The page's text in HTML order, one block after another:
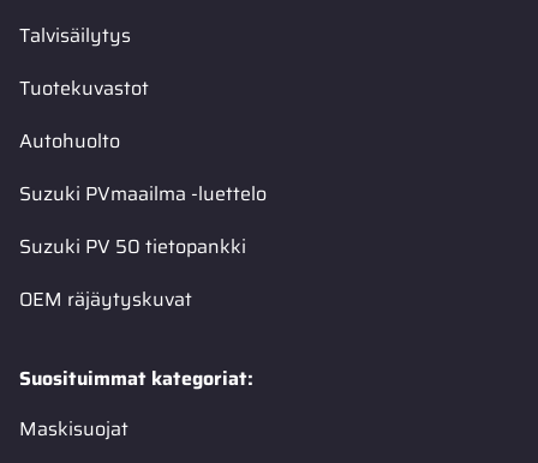
Talvisäilytys
Tuotekuvastot
Autohuolto
Suzuki PVmaailma -luettelo
Suzuki PV 50 tietopankki
OEM räjäytyskuvat
Suosituimmat kategoriat:
Maskisuojat